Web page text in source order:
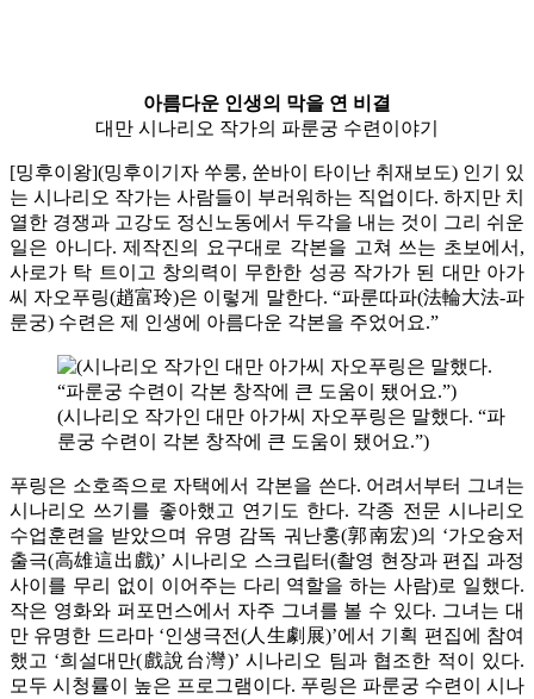
아름다운 인생의 막을 연 비결
대만 시나리오 작가의 파룬궁 수련이야기
[밍후이왕](밍후이기자 쑤룽, 쑨바이 타이난 취재보도) 인기 있
는 시나리오 작가는 사람들이 부러워하는 직업이다. 하지만 치
열한 경쟁과 고강도 정신노동에서 두각을 내는 것이 그리 쉬운
일은 아니다. 제작진의 요구대로 각본을 고쳐 쓰는 초보에서,
사로가 탁 트이고 창의력이 무한한 성공 작가가 된 대만 아가
씨 자오푸링(趙富玲)은 이렇게 말한다. “파룬따파(法輪大法-파
룬궁) 수련은 제 인생에 아름다운 각본을 주었어요.”
(시나리오 작가인 대만 아가씨 자오푸링은 말했다. “파
룬궁 수련이 각본 창작에 큰 도움이 됐어요.”)
푸링은 소호족으로 자택에서 각본을 쓴다. 어려서부터 그녀는
시나리오 쓰기를 좋아했고 연기도 한다. 각종 전문 시나리오
수업훈련을 받았으며 유명 감독 궈난훙(郭南宏)의 ‘가오슝저
출극(高雄這出戲)’ 시나리오 스크립터(촬영 현장과 편집 과정
사이를 무리 없이 이어주는 다리 역할을 하는 사람)로 일했다.
작은 영화와 퍼포먼스에서 자주 그녀를 볼 수 있다. 그녀는 대
만 유명한 드라마 ‘인생극전(人生劇展)’에서 기획 편집에 참여
했고 ‘희설대만(戲說台灣)’ 시나리오 팀과 협조한 적이 있다.
모두 시청률이 높은 프로그램이다. 푸링은 파룬궁 수련이 시나